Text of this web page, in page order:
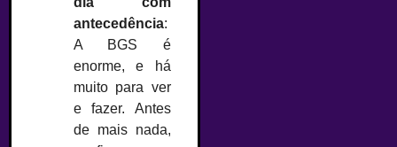
antecedência:
A BGS é
enorme, e há
muito para ver
e fazer. Antes
de mais nada,